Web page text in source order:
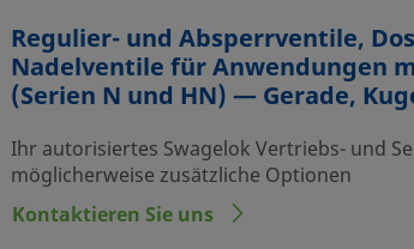
Regulier- und Absperrventile,
Nadelventile für Anwendungen
(Serien N und HN) — Gerade,
Ihr autorisiertes Swagelok Vertriebs- und
möglicherweise zusätzliche Optionen
Kontaktieren Sie uns